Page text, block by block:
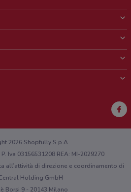
o sull'app?
2026 Shopfully S.p.A.
Iva 03156531208 REA: MI-2029270
all’attività di direzione e coordinamento di
Holding GmbH
Borsi 9 - 20143 Milano